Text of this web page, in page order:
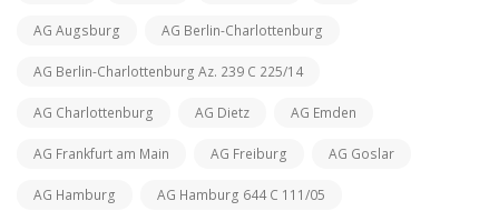
AG Augsburg AG Berlin-Charlottenburg
AG Berlin-Charlottenburg Az. 239 C 225/14
AG Charlottenburg AG Dietz AG Emden
AG Frankfurt am Main AG Freiburg AG Goslar
AG Hamburg AG Hamburg 644 C 111/05